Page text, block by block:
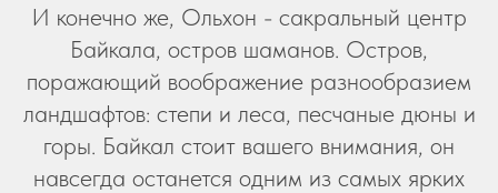
И конечно же, Ольхон - сакральный центр
Байкала, остров шаманов. Остров,
поражающий воображение разнообразием
ландшафтов: степи и леса, песчаные дюны и
горы. Байкал стоит вашего внимания, он
навсегда останется одним из самых ярких